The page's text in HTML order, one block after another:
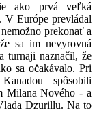
ako prvá veľká
V Európe prevládal
prekonať a
sa im nevyrovná
turnaji naznačil, že
sa očakávalo. Pri
spôsobili
Milana Nového - a
Dzurillu. Na to